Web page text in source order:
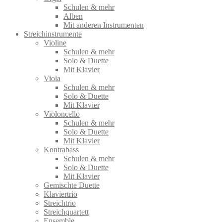
Schulen & mehr
Alben
Mit anderen Instrumenten
Streichinstrumente
Violine
Schulen & mehr
Solo & Duette
Mit Klavier
Viola
Schulen & mehr
Solo & Duette
Mit Klavier
Violoncello
Schulen & mehr
Solo & Duette
Mit Klavier
Kontrabass
Schulen & mehr
Solo & Duette
Mit Klavier
Gemischte Duette
Klaviertrio
Streichtrio
Streichquartett